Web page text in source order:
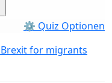
⚙ Quiz Optionen
for migrants